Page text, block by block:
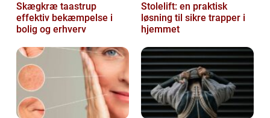
Skægkræ taastrup
effektiv bekæmpelse i
bolig og erhverv
Stolelift: en praktisk
løsning til sikre trapper i
hjemmet